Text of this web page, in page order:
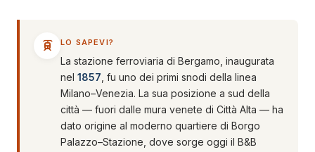
LO SAPEVI?
La stazione ferroviaria di Bergamo, inaugurata
nel 1857 , fu uno dei primi snodi della linea
Milano–Venezia. La sua posizione a sud della
città — fuori dalle mura venete di Città Alta — ha
dato origine al moderno quartiere di Borgo
Palazzo–Stazione, dove sorge oggi il B&B